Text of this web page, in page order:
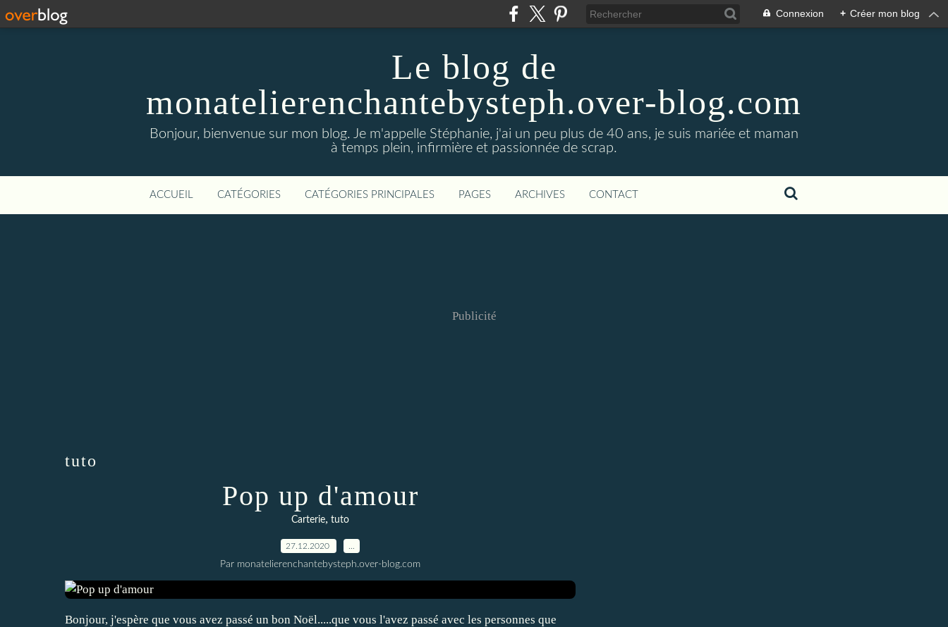
Connexion + Créer mon blog
Le blog de
monatelierenchantebysteph.over-blog.com
Bonjour, bienvenue sur mon blog. Je m'appelle Stéphanie, j'ai un peu plus de 40 ans, je suis mariée et maman
à temps plein, infirmière et passionnée de scrap.
ACCUEIL CATÉGORIES CATÉGORIES PRINCIPALES PAGES ARCHIVES CONTACT
Publicité
tuto
Pop up d'amour
Carterie, tuto
27.12.2020
Par monatelierenchantebysteph.over-blog.com
Bonjour, j'espère que vous avez passé un bon Noël.....que vous l'avez passé avec les personnes que